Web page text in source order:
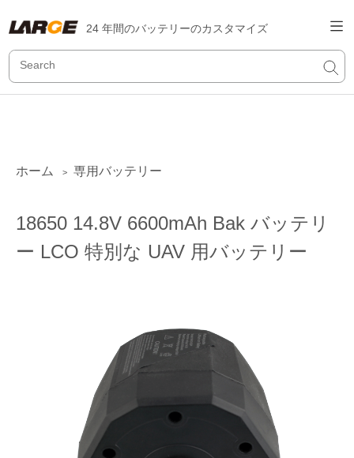
24 年間のバッテリーのカスタマイズ
ホーム > 専用バッテリー
18650 14.8V 6600mAh Bak バッテリ
ー LCO 特別な UAV 用バッテリー